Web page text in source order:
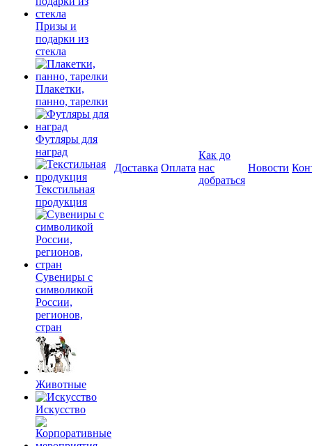
Призы и
подарки из
стекла
Плакетки,
панно, тарелки
Футляры для
наград
Текстильная
продукция
Сувениры с
символикой
России,
регионов,
стран
Животные
Искусство
Доставка Оплата
Как до
нас
добраться
Новости